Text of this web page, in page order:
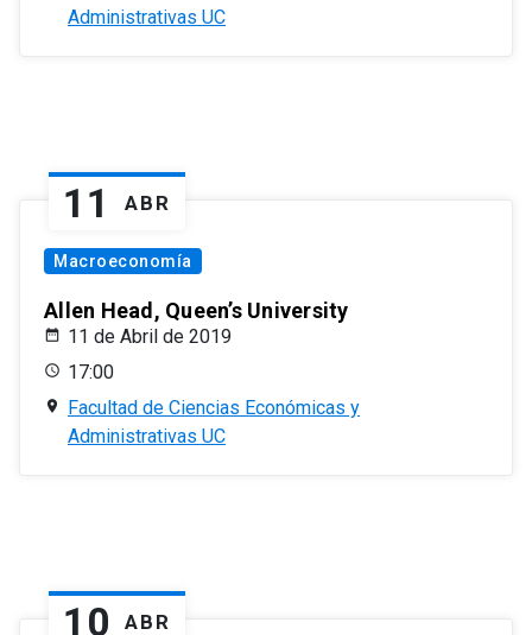
Administrativas UC
11 ABR
Macroeconomía
Allen Head, Queen’s University
11 de Abril de 2019
17:00
Facultad de Ciencias Económicas y
Administrativas UC
10 ABR